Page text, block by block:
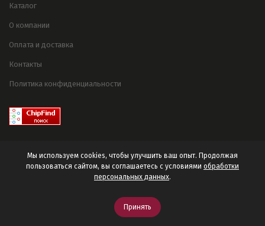
Мы используем cookies, чтобы улучшить ваш опыт. Продолжая
пользоваться сайтом, вы соглашаетесь с условиями обработки
персональных данных.
Принять
Каталог
О компании
Оплата и доставка
Контакты
Политика конфиденциальности
© 2025 ООО «Электроника Черноземья».